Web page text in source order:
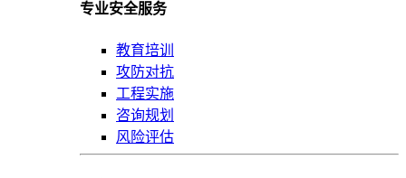
专业安全服务
教育培训
攻防对抗
工程实施
咨询规划
风险评估